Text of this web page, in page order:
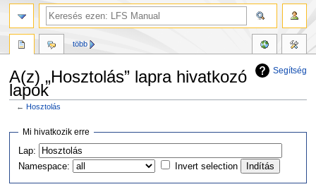
Segítség
A(z) „Hosztolás” lapra hivatkozó
lapok
←Hosztolás
Ugrás
navigációhoz
Ugrás
kereséshez
Mi hivatkozik erre
Lap:
Namespace:
Invert selection
több